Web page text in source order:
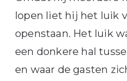
lopen liet hij het luik
openstaan. Het luik
een donkere hal
en waar de gasten